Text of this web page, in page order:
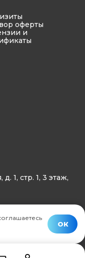
оферты
и
1, стр. 1, 3 этаж,
техники,
ОК